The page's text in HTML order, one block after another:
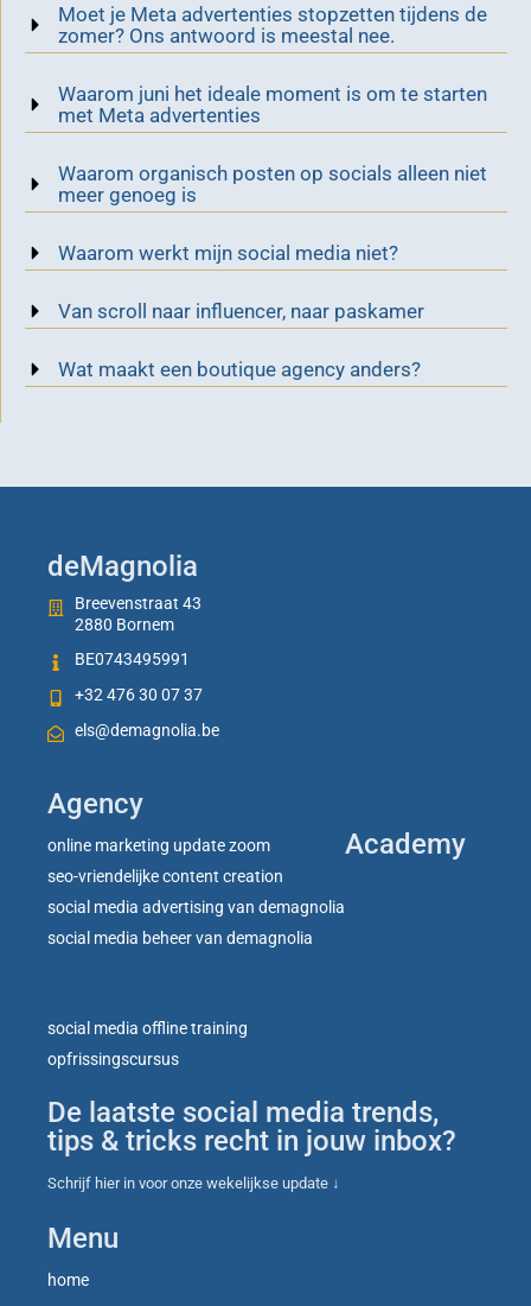
Moet je Meta advertenties stopzetten tijdens de
zomer? Ons antwoord is meestal nee.
Waarom juni het ideale moment is om te starten
met Meta advertenties
Waarom organisch posten op socials alleen niet
meer genoeg is
Waarom werkt mijn social media niet?
Van scroll naar influencer, naar paskamer
Wat maakt een boutique agency anders?
deMagnolia
Breevenstraat 43
2880 Bornem
BE0743495991
+32 476 30 07 37
els@demagnolia.be
Agency
online marketing update zoom
seo-vriendelijke content creation
social media advertising van demagnolia
social media beheer van demagnolia
Academy
social media offline training
opfrissingscursus
De laatste social media trends,
tips & tricks recht in jouw inbox?
Schrijf hier in voor onze wekelijkse update ↓
Menu
home